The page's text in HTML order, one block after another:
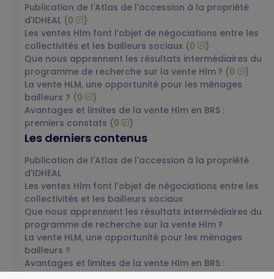
Publication de l'Atlas de l'accession à la propriété
d'IDHEAL (0
)
Les ventes Hlm font l’objet de négociations entre les
collectivités et les bailleurs sociaux (0
)
Que nous apprennent les résultats intermédiaires du
programme de recherche sur la vente Hlm ? (0
)
La vente HLM, une opportunité pour les ménages
bailleurs ? (0
)
Avantages et limites de la vente Hlm en BRS :
premiers constats (0 )
Les derniers contenus
Publication de l'Atlas de l'accession à la propriété
d'IDHEAL
Les ventes Hlm font l’objet de négociations entre les
collectivités et les bailleurs sociaux
Que nous apprennent les résultats intermédiaires du
programme de recherche sur la vente Hlm ?
La vente HLM, une opportunité pour les ménages
bailleurs ?
Avantages et limites de la vente Hlm en BRS :